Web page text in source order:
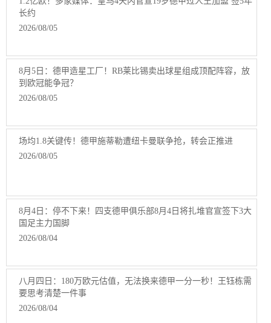
长约
2026/08/05
8月5日：德甲造星工厂！RB莱比锡卖出球星组成顶配阵容，放
到欧冠能争冠？
2026/08/05
场均1.8关键传！德甲施蒂勒遭纽卡曼联争抢，转会正推进
2026/08/05
8月4日：停不下来！四支德甲俱乐部8月4日将扎堆官宣签下3大
国足主力国脚
2026/08/04
八月四日：180万欧元估值，无法换来德甲一分一秒！王钰栋需
要思考清楚一件事
2026/08/04